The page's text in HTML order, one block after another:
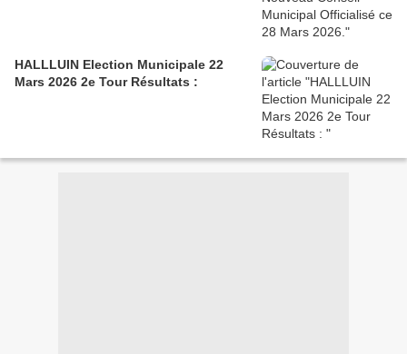
HALLLUIN Election Municipale 22
Mars 2026 2e Tour Résultats :